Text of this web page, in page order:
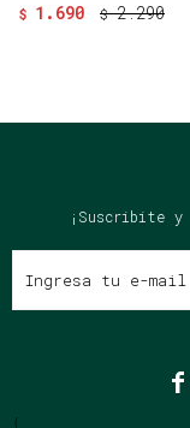
$ 1.690 $ 2.290
¡Suscribite y

{